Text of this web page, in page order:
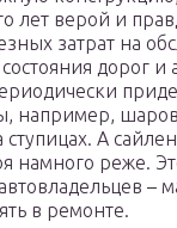
лет верой и
затрат на
дорог и
например,
А
намного реже.
–
в ремонте.